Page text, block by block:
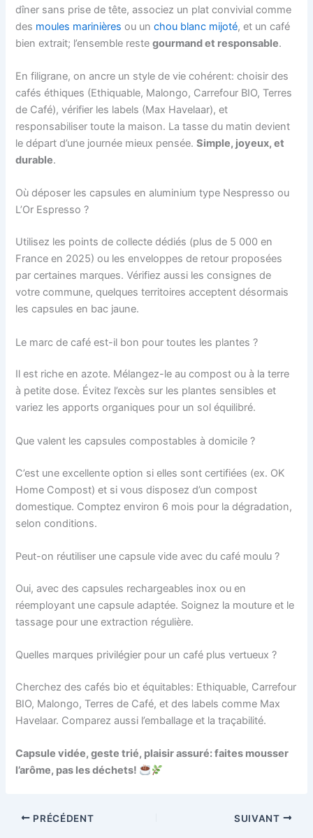
dîner sans prise de tête, associez un plat convivial comme
des moules marinières ou unchou blanc mijoté, et un café
bien extrait; l’ensemble restegourmand et responsable.
En filigrane, on ancre un style de vie cohérent: choisir des
cafés éthiques (Ethiquable, Malongo, Carrefour BIO, Terres
de Café), vérifier les labels (Max Havelaar), et
responsabiliser toute la maison. La tasse du matin devient
le départ d’une journée mieux pensée.Simple, joyeux, et
durable.
Où déposer les capsules en aluminium type Nespresso ou
L’Or Espresso ?
Utilisez les points de collecte dédiés (plus de 5 000 en
France en 2025) ou les enveloppes de retour proposées
par certaines marques. Vérifiez aussi les consignes de
votre commune, quelques territoires acceptent désormais
les capsules en bac jaune.
Le marc de café est-il bon pour toutes les plantes ?
Il est riche en azote. Mélangez-le au compost ou à la terre
à petite dose. Évitez l’excès sur les plantes sensibles et
variez les apports organiques pour un sol équilibré.
Que valent les capsules compostables à domicile ?
C’est une excellente option si elles sont certifiées (ex. OK
Home Compost) et si vous disposez d’un compost
domestique. Comptez environ 6 mois pour la dégradation,
selon conditions.
Peut-on réutiliser une capsule vide avec du café moulu ?
Oui, avec des capsules rechargeables inox ou en
réemployant une capsule adaptée. Soignez la mouture et le
tassage pour une extraction régulière.
Quelles marques privilégier pour un café plus vertueux ?
Cherchez des cafés bio et équitables: Ethiquable, Carrefour
BIO, Malongo, Terres de Café, et des labels comme Max
Havelaar. Comparez aussi l’emballage et la traçabilité.
Capsule vidée, geste trié, plaisir assuré: faites mousser
l’arôme, pas les déchets!
PRÉCÉDENT SUIVANT